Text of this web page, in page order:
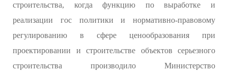
строительства, когда функцию по выработке и
реализации гос политики и нормативно-правовому
регулированию в сфере ценообразования при
проектировании и строительстве объектов серьезного
строительства производило Министерство